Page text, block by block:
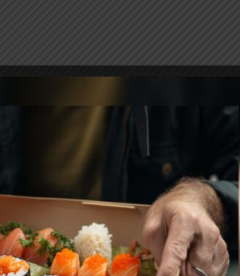
inmueble que utilizaba
en distintos puntos de venta
de diversas marcas, cuyo